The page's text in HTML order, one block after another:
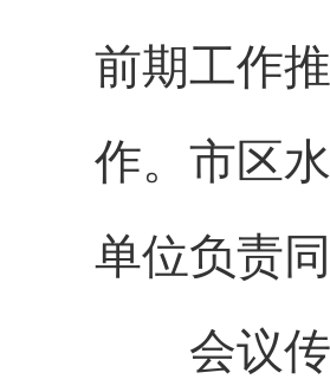
前期工作
作。市区
单位负责
会议传